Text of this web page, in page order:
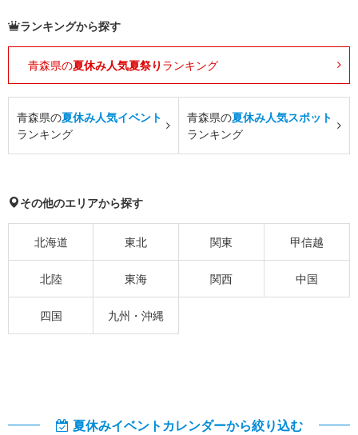
ランキングから探す
青森県の夏休み人気夏祭り ランキング
青森県の夏休み人気イベント
ランキング
青森県の夏休み人気スポット
ランキング
その他のエリアから探す
北海道 東北 関東 甲信越
北陸 東海 関西 中国
四国 九州・沖縄
夏休みイベントカレンダーから絞り込む